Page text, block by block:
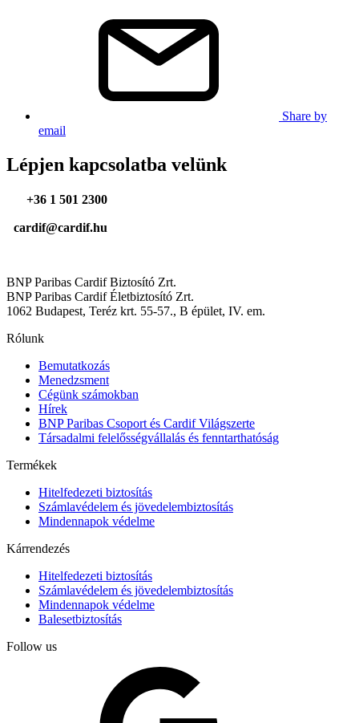
Share by
email
Lépjen kapcsolatba velünk
+36 1 501 2300
cardif@cardif.hu
BNP Paribas Cardif Biztosító Zrt.
BNP Paribas Cardif Életbiztosító Zrt.
1062 Budapest, Teréz krt. 55-57., B épület, IV. em.
Rólunk
Bemutatkozás
Menedzsment
Cégünk számokban
Hírek
BNP Paribas Csoport és Cardif Világszerte
Társadalmi felelősségvállalás és fenntarthatóság
Termékek
Hitelfedezeti biztosítás
Számlavédelem és jövedelembiztosítás
Mindennapok védelme
Kárrendezés
Hitelfedezeti biztosítás
Számlavédelem és jövedelembiztosítás
Mindennapok védelme
Balesetbiztosítás
Follow us